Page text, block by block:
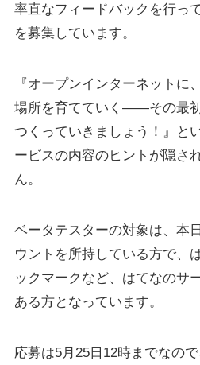
率直なフィードバックを行っ
を募集しています。
『オープンインターネットに
場所を育てていく——その最
つくっていきましょう！』と
ービスの内容のヒントが隠さ
ん。
ベータテスターの対象は、本
ウントを所持している方で、
ックマークなど、はてなのサ
ある方となっています。
応募は5月25日12時までなの